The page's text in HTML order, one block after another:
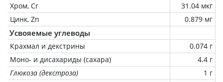
Хром, Cr
31.04 мкг
Цинк, Zn
0.879 мг
Усвояемые углеводы
Крахмал и декстрины
0.074 г
Моно- и дисахариды (сахара)
4.4 г
Глюкоза (декстроза)
1 г